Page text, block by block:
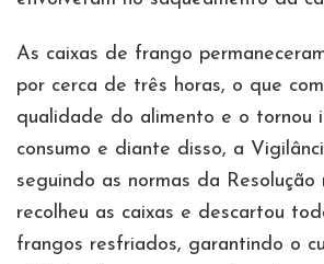
As caixas de frango
por cerca de três horas, o que
qualidade do alimento e o tornou
consumo e diante disso, a
seguindo as normas da Resolução
recolheu as caixas e descartou
frangos resfriados, garantindo o